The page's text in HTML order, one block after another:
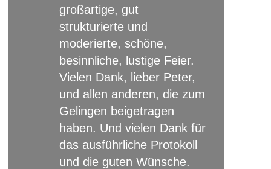
großartige, gut
strukturierte und
moderierte, schöne,
besinnliche, lustige Feier.
Vielen Dank, lieber Peter,
und allen anderen, die zum
Gelingen beigetragen
haben. Und vielen Dank für
das ausführliche Protokoll
und die guten Wünsche.